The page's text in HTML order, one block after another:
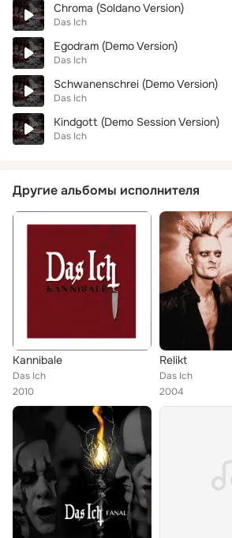
Chroma (Soldano Version)
Das Ich
Egodram (Demo Version)
Das Ich
Schwanenschrei (Demo Version)
Das Ich
Kindgott (Demo Session Version)
Das Ich
Другие альбомы исполнителя
Kannibale
Das Ich
2010
Relikt
Das Ich
2004